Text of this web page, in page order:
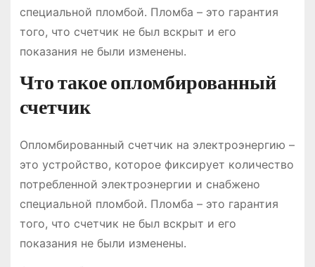
специальной пломбой. Пломба – это гарантия
того, что счетчик не был вскрыт и его
показания не были изменены.
Что такое опломбированный
счетчик
Опломбированный счетчик на электроэнергию –
это устройство, которое фиксирует количество
потребленной электроэнергии и снабжено
специальной пломбой. Пломба – это гарантия
того, что счетчик не был вскрыт и его
показания не были изменены.